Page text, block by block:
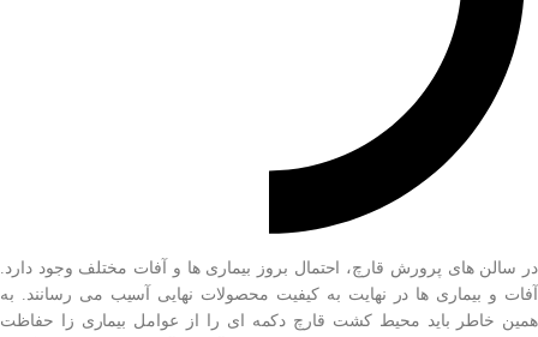
در سالن های پرورش قارچ، احتمال بروز بیماری ها و آفات مختلف وجود دارد.
آفات و بیماری ها در نهایت به کیفیت محصولات نهایی آسیب می رسانند. به
همین خاطر باید محیط کشت قارچ دکمه ای را از عوامل بیماری زا حفاظت